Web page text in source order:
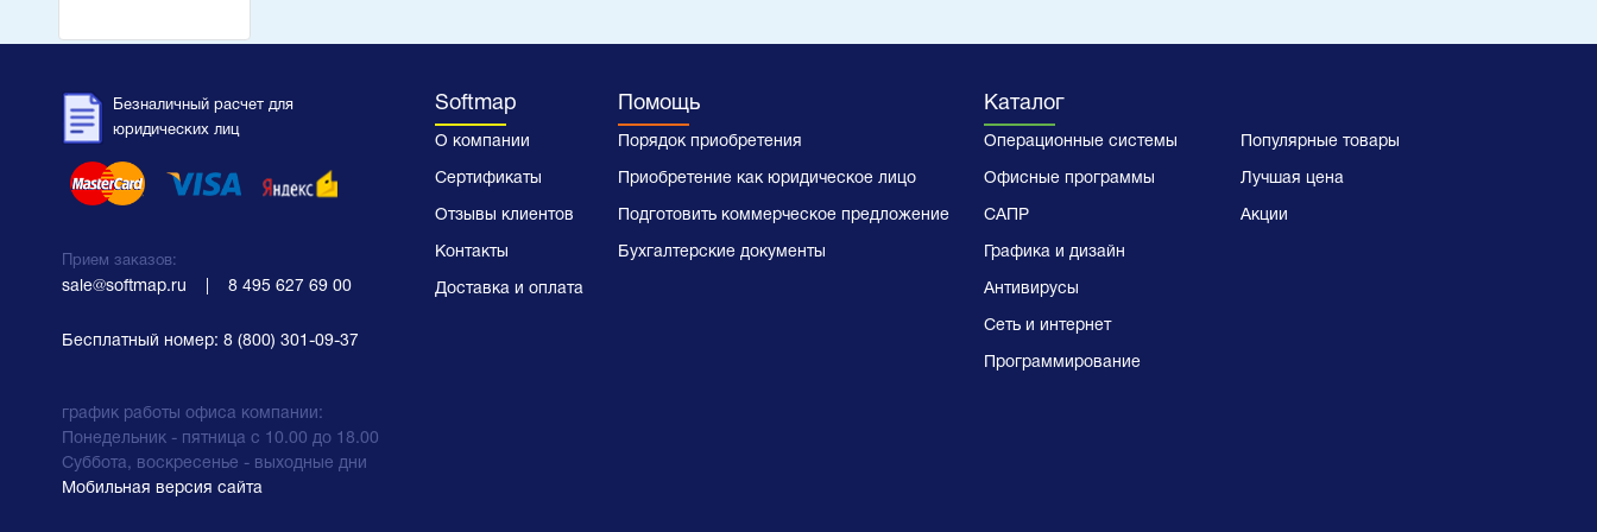
Безналичный расчет для
юридических лиц
Прием заказов:
sale@softmap.ru 8 495 627 69 00
Бесплатный номер: 8 (800) 301-09-37
график работы офиса компании:
Понедельник - пятница с 10.00 до 18.00
Суббота, воскресенье - выходные дни
Softmap
О компании
Сертификаты
Отзывы клиентов
Контакты
Доставка и оплата
Помощь
Порядок приобретения
Приобретение как юридическое лицо
Подготовить коммерческое предложение
Бухгалтерские документы
Каталог
Операционные системы
Офисные программы
САПР
Графика и дизайн
Антивирусы
Сеть и интернет
Программирование
Популярные товары
Лучшая цена
Акции
Мобильная версия сайта